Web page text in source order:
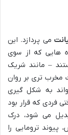
می پردازد. این
هایی که از سوی
– مانند شریک
مخرب تری بر روان
به شکل گیری
فردی که قرار بود
می شود، درک
ترومایی را